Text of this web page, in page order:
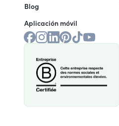
Blog
Aplicación móvil